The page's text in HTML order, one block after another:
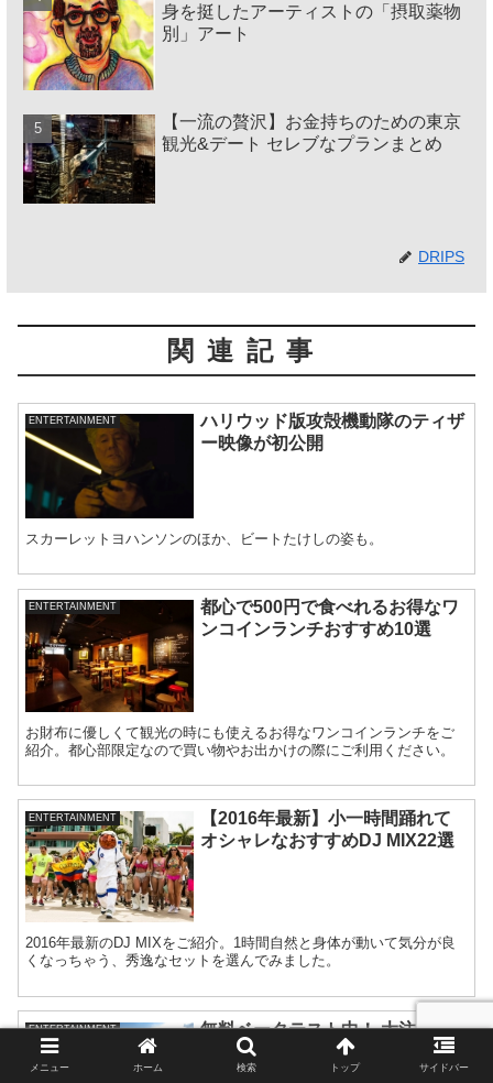
身を挺したアーティストの「摂取薬物
別」アート
【一流の贅沢】お金持ちのための東京
観光&デート セレブなプランまとめ
DRIPS
関連記事
ENTERTAINMENT
ハリウッド版攻殻機動隊のティザ
ー映像が初公開
スカーレットヨハンソンのほか、ビートたけしの姿も。
ENTERTAINMENT
都心で500円で食べれるお得なワ
ンコインランチおすすめ10選
お財布に優しくて観光の時にも使えるお得なワンコインランチをご
紹介。都心部限定なので買い物やお出かけの際にご利用ください。
ENTERTAINMENT
【2016年最新】小一時間踊れて
オシャレなおすすめDJ MIX22選
2016年最新のDJ MIXをご紹介。1時間自然と身体が動いて気分が良
くなっちゃう、秀逸なセットを選んでみました。
ENTERTAINMENT
無料ベータテスト中！ 大注目の
ゲーム「スターウォーズバトルフ
ロント」プレイ動画
メニュー ホーム 検索 トップ サイドバー